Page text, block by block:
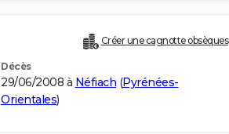
Créer une cagnotte obsèques
Décès
29/06/2008 à Néfiach (Pyrénées-
Orientales)